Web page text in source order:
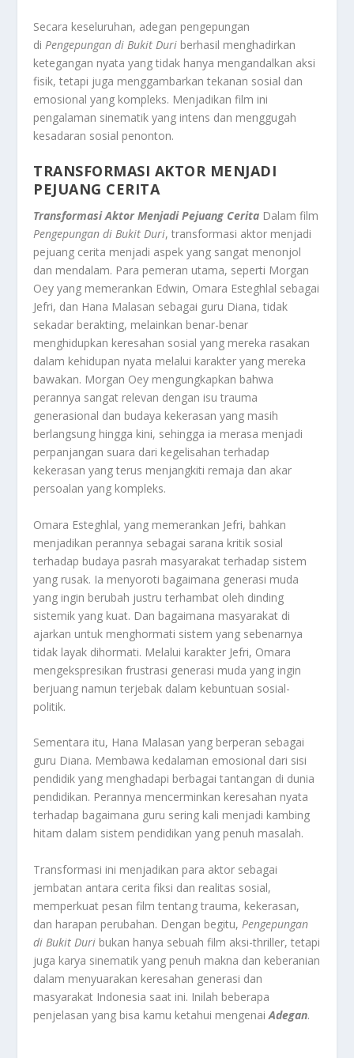
Secara keseluruhan, adegan pengepungan
diPengepungan di Bukit Duri berhasil menghadirkan
ketegangan nyata yang tidak hanya mengandalkan aksi
fisik, tetapi juga menggambarkan tekanan sosial dan
emosional yang kompleks. Menjadikan film ini
pengalaman sinematik yang intens dan menggugah
kesadaran sosial penonton.
TRANSFORMASI AKTOR MENJADI
PEJUANG CERITA
Transformasi Aktor Menjadi Pejuang Cerita Dalam film
Pengepungan di Bukit Duri, transformasi aktor menjadi
pejuang cerita menjadi aspek yang sangat menonjol
dan mendalam. Para pemeran utama, seperti Morgan
Oey yang memerankan Edwin, Omara Esteghlal sebagai
Jefri, dan Hana Malasan sebagai guru Diana, tidak
sekadar berakting, melainkan benar-benar
menghidupkan keresahan sosial yang mereka rasakan
dalam kehidupan nyata melalui karakter yang mereka
bawakan. Morgan Oey mengungkapkan bahwa
perannya sangat relevan dengan isu trauma
generasional dan budaya kekerasan yang masih
berlangsung hingga kini, sehingga ia merasa menjadi
perpanjangan suara dari kegelisahan terhadap
kekerasan yang terus menjangkiti remaja dan akar
persoalan yang kompleks.
Omara Esteghlal, yang memerankan Jefri, bahkan
menjadikan perannya sebagai sarana kritik sosial
terhadap budaya pasrah masyarakat terhadap sistem
yang rusak. Ia menyoroti bagaimana generasi muda
yang ingin berubah justru terhambat oleh dinding
sistemik yang kuat. Dan bagaimana masyarakat di
ajarkan untuk menghormati sistem yang sebenarnya
tidak layak dihormati. Melalui karakter Jefri, Omara
mengekspresikan frustrasi generasi muda yang ingin
berjuang namun terjebak dalam kebuntuan sosial-
politik.
Sementara itu, Hana Malasan yang berperan sebagai
guru Diana. Membawa kedalaman emosional dari sisi
pendidik yang menghadapi berbagai tantangan di dunia
pendidikan. Perannya mencerminkan keresahan nyata
terhadap bagaimana guru sering kali menjadi kambing
hitam dalam sistem pendidikan yang penuh masalah.
Transformasi ini menjadikan para aktor sebagai
jembatan antara cerita fiksi dan realitas sosial,
memperkuat pesan film tentang trauma, kekerasan,
dan harapan perubahan. Dengan begitu, Pengepungan
di Bukit Duri bukan hanya sebuah film aksi-thriller, tetapi
juga karya sinematik yang penuh makna dan keberanian
dalam menyuarakan keresahan generasi dan
masyarakat Indonesia saat ini. Inilah beberapa
penjelasan yang bisa kamu ketahui mengenaiAdegan.